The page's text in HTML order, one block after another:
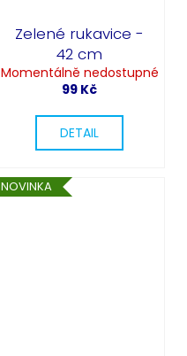
Zelené rukavice -
42 cm
Momentálně nedostupné
99 Kč
DETAIL
NOVINKA